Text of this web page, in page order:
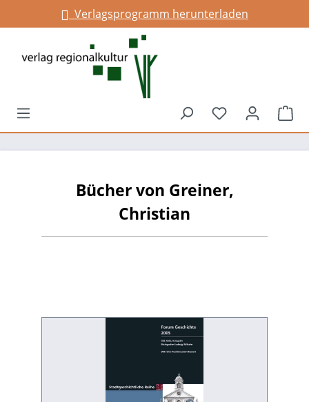
springenVerlagsprogramm herunterladen
Du hast 0
Bücher von Greiner,
Christian